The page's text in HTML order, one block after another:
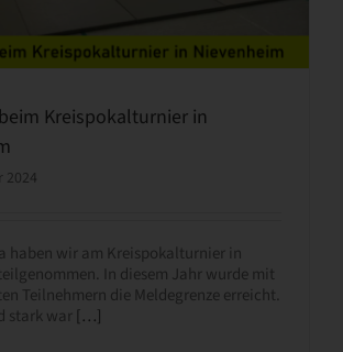
Kreispokalturnier in
2024
haben wir am Kreispokalturnier in
In diesem Jahr wurde mit
Teilnehmern die Meldegrenze erreicht.
stark war […]